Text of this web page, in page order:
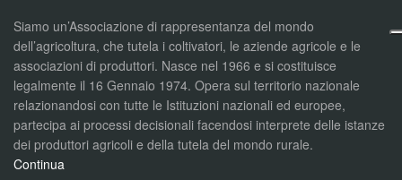
Siamo un’Associazione di rappresentanza del mondo
dell’agricoltura, che tutela i coltivatori, le aziende agricole e le
associazioni di produttori. Nasce nel 1966 e si costituisce
legalmente il 16 Gennaio 1974. Opera sul territorio nazionale
relazionandosi con tutte le Istituzioni nazionali ed europee,
partecipa ai processi decisionali facendosi interprete delle istanze
dei produttori agricoli e della tutela del mondo rurale.
Continua